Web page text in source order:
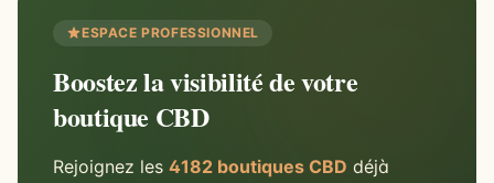
ESPACE PROFESSIONNEL
Boostez la visibilité de votre
boutique CBD
Rejoignez les 4182 boutiques CBD déjà